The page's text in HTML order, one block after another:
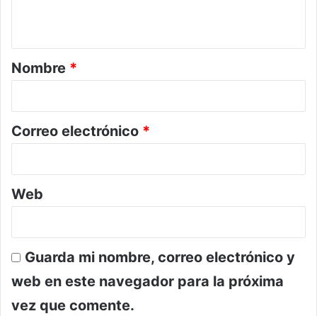
r
i
*
Nombre *
Correo electrónico *
Web
Guarda mi nombre, correo electrónico y
web en este navegador para la próxima
vez que comente.